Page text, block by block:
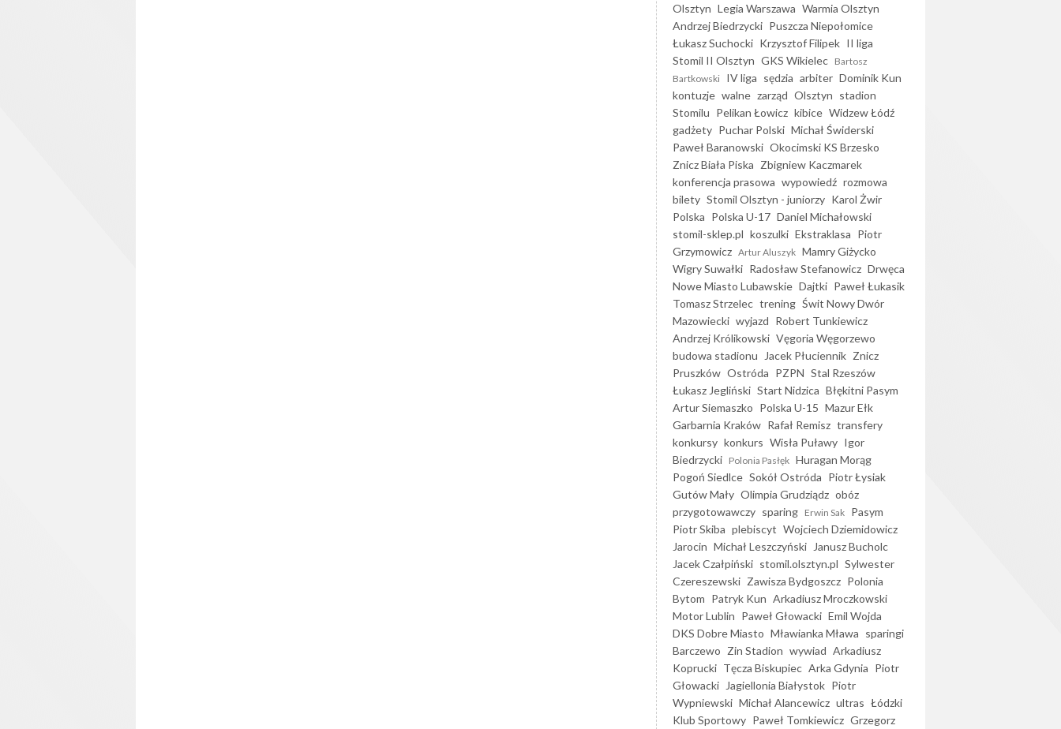
Olsztyn Legia Warszawa Warmia Olsztyn
Andrzej Biedrzycki Puszcza Niepołomice
Łukasz Suchocki Krzysztof Filipek II liga
Stomil II Olsztyn GKS Wikielec Bartosz
Bartkowski IV liga sędzia arbiter Dominik Kun
kontuzje walne zarząd Olsztyn stadion
Stomilu Pelikan Łowicz kibice Widzew Łódź
gadżety Puchar Polski Michał Świderski
Paweł Baranowski Okocimski KS Brzesko
Znicz Biała Piska Zbigniew Kaczmarek
konferencja prasowa wypowiedź rozmowa
bilety Stomil Olsztyn - juniorzy Karol Żwir
Polska Polska U-17 Daniel Michałowski
stomil-sklep.pl koszulki Ekstraklasa Piotr
Grzymowicz Artur Aluszyk Mamry Giżycko
Wigry Suwałki Radosław Stefanowicz Drwęca
Nowe Miasto Lubawskie Dajtki Paweł Łukasik
Tomasz Strzelec trening Świt Nowy Dwór
Mazowiecki wyjazd Robert Tunkiewicz
Andrzej Królikowski Vęgoria Węgorzewo
budowa stadionu
Jacek Płuciennik Znicz
Pruszków Ostróda PZPN Stal Rzeszów
Łukasz Jegliński Start Nidzica Błękitni Pasym
Artur Siemaszko Polska U-15 Mazur Ełk
Garbarnia Kraków Rafał Remisz transfery
konkursy konkurs Wisła Puławy Igor
Biedrzycki Polonia Pasłęk Huragan Morąg
Pogoń Siedlce Sokół Ostróda Piotr Łysiak
Gutów Mały Olimpia Grudziądz obóz
przygotowawczy sparing Erwin Sak Pasym
Piotr Skiba plebiscyt Wojciech Dziemidowicz
Jarocin Michał Leszczyński
Janusz Bucholc
Jacek Czałpiński stomil.olsztyn.pl Sylwester
Czereszewski Zawisza Bydgoszcz Polonia
Bytom Patryk Kun Arkadiusz Mroczkowski
Motor Lublin Paweł Głowacki Emil Wojda
DKS Dobre Miasto Mławianka Mława sparingi
Barczewo Zin Stadion wywiad Arkadiusz
Koprucki Tęcza Biskupiec Arka Gdynia Piotr
Głowacki
Jagiellonia Białystok Piotr
Wypniewski Michał Alancewicz ultras Łódzki
Klub Sportowy Paweł Tomkiewicz Grzegorz